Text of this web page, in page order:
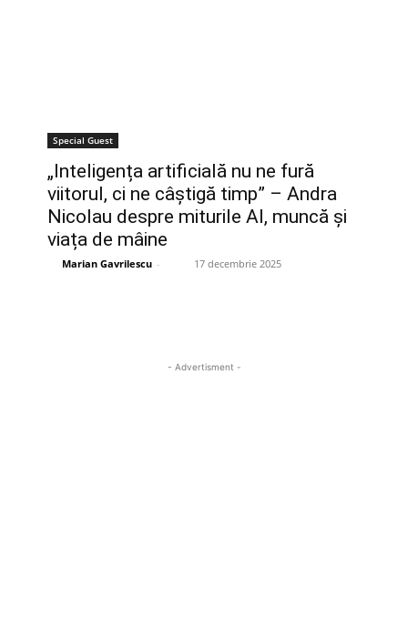
Special Guest
„Inteligența artificială nu ne fură
viitorul, ci ne câștigă timp” – Andra
Nicolau despre miturile AI, muncă și
viața de mâine
Marian Gavrilescu - 17 decembrie 2025
- Advertisment -